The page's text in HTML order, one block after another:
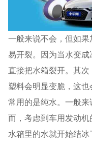
一般来说不会，但如
易开裂。因为当水变
直接把水箱裂开。其次
塑料会明显变脆，这
常用的是纯水。一般
而，考虑到车用发动
水箱里的水就开始结